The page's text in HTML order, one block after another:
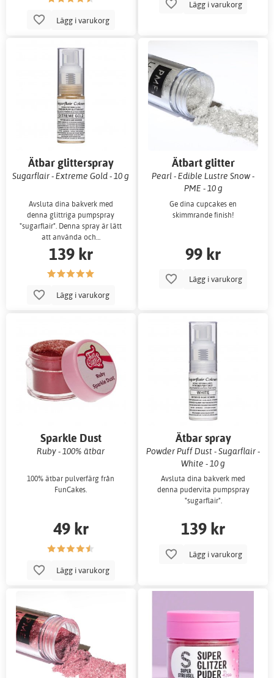
Lägg i varukorg
Lägg i varukorg
Ätbar glitterspray
Sugarflair - Extreme Gold - 10 g
Avsluta dina bakverk med
denna glittriga pumpspray
"sugarflair". Denna spray är lätt
att använda och…
139 kr
Lägg i varukorg
Ätbart glitter
Pearl - Edible Lustre Snow -
PME - 10 g
Ge dina cupcakes en
skimmrande finish!
99 kr
Lägg i varukorg
Sparkle Dust
Ruby - 100% ätbar
100% ätbar pulverfärg från
FunCakes.
49 kr
Lägg i varukorg
Ätbar spray
Powder Puff Dust - Sugarflair -
White - 10 g
Avsluta dina bakverk med
denna pudervita pumpspray
"sugarflair".
139 kr
Lägg i varukorg